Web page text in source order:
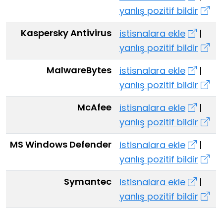
yanlış pozitif bildir
Kaspersky Antivirus
istisnalara ekle
|
yanlış pozitif bildir
MalwareBytes
istisnalara ekle
|
yanlış pozitif bildir
McAfee
istisnalara ekle
|
yanlış pozitif bildir
MS Windows Defender
istisnalara ekle
|
yanlış pozitif bildir
Symantec
istisnalara ekle
|
yanlış pozitif bildir